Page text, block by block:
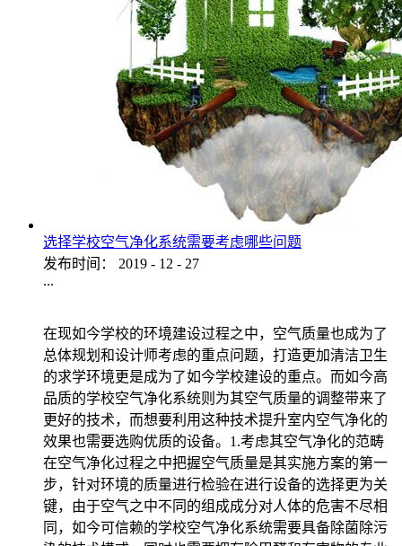
选择学校空气净化系统需要考虑哪些问题
发布时间：
2019 - 12 - 27
...
在现如今学校的环境建设过程之中，空气质量也成为了
总体规划和设计师考虑的重点问题，打造更加清洁卫生
的求学环境更是成为了如今学校建设的重点。而如今高
品质的学校空气净化系统则为其空气质量的调整带来了
更好的技术，而想要利用这种技术提升室内空气净化的
效果也需要选购优质的设备。1.考虑其空气净化的范畴
在空气净化过程之中把握空气质量是其实施方案的第一
步，针对环境的质量进行检验在进行设备的选择更为关
键，由于空气之中不同的组成成分对人体的危害不尽相
同，如今可信赖的学校空气净化系统需要具备除菌除污